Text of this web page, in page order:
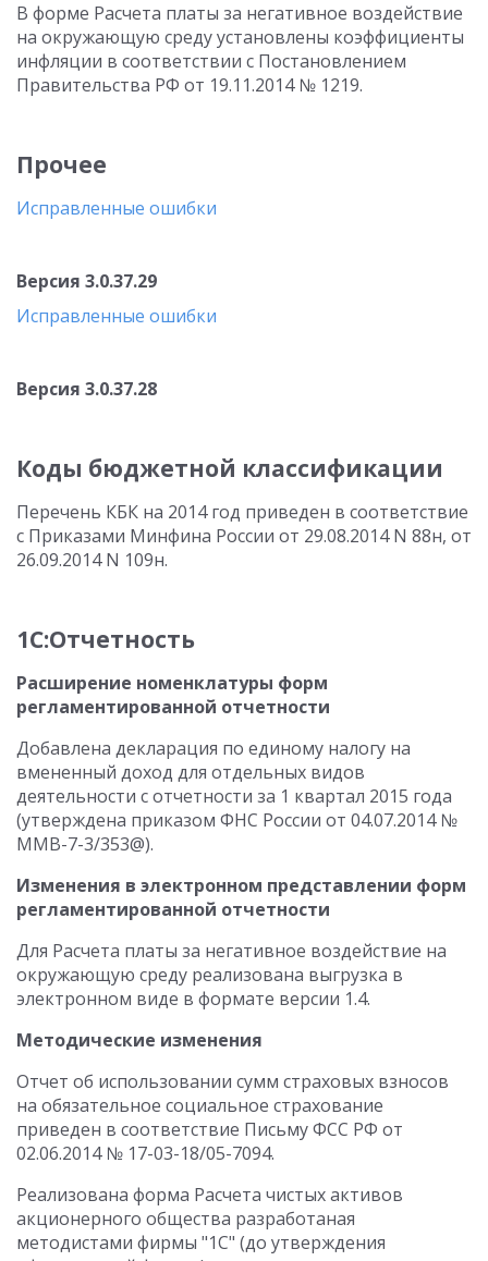
В форме Расчета платы за негативное воздействие
на окружающую среду установлены коэффициенты
инфляции в соответствии с Постановлением
Правительства РФ от 19.11.2014 № 1219.
Прочее
Исправленные ошибки
Версия 3.0.37.29
Исправленные ошибки
Версия 3.0.37.28
Коды бюджетной классификации
Перечень КБК на 2014 год приведен в соответствие
с Приказами Минфина России от 29.08.2014 N 88н, от
26.09.2014 N 109н.
1С:Отчетность
Расширение номенклатуры форм
регламентированной отчетности
Добавлена декларация по единому налогу на
вмененный доход для отдельных видов
деятельности с отчетности за 1 квартал 2015 года
(утверждена приказом ФНС России от 04.07.2014 №
ММВ-7-3/353@).
Изменения в электронном представлении форм
регламентированной отчетности
Для Расчета платы за негативное воздействие на
окружающую среду реализована выгрузка в
электронном виде в формате версии 1.4.
Методические изменения
Отчет об использовании сумм страховых взносов
на обязательное социальное страхование
приведен в соответствие Письму ФСС РФ от
02.06.2014 № 17-03-18/05-7094.
Реализована форма Расчета чистых активов
акционерного общества разработаная
методистами фирмы "1С" (до утверждения